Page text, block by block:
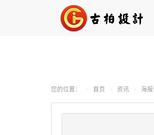
您的位置： 首页 资讯 海